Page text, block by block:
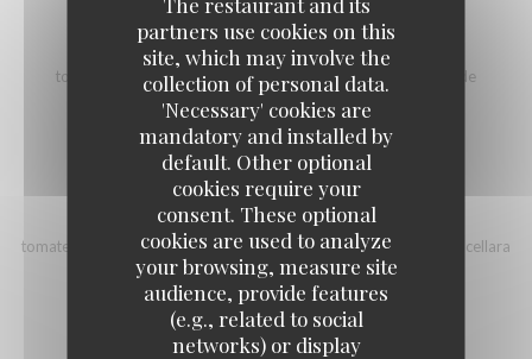
partners use cookies on this
site, which may involve the
collection of personal data.
'Necessary' cookies are
mandatory and installed by
default. Other optional
cookies require your
consent. These optional
cookies are used to analyze
your browsing, measure site
audience, provide features
(e.g., related to social
networks) or display
GIIULIETTA
tomate, mozzarella, ventricina, (saucisson piquant!), crème de
champignons et fromage à la truffe
19,00 EUR
PALERMO
tomate, tomates cerises, filets d'anchois de sicile, olives vertes nocellara
21,00 EUR